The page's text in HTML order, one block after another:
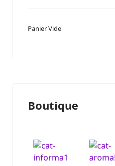
Panier Vide
Boutique